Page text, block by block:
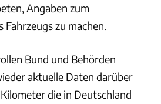
Angaben zum
zu machen.
Bund und Behörden
aktuelle Daten darüber
die in Deutschland